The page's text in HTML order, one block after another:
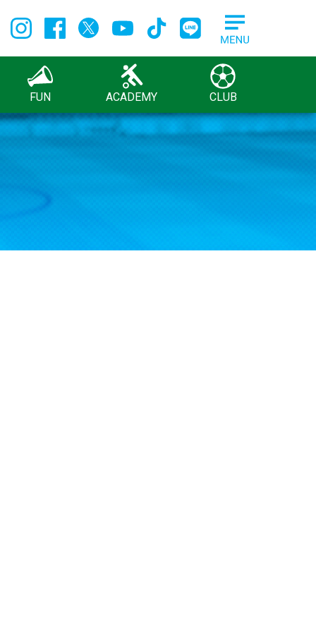
FUN ACADEMY CLUB